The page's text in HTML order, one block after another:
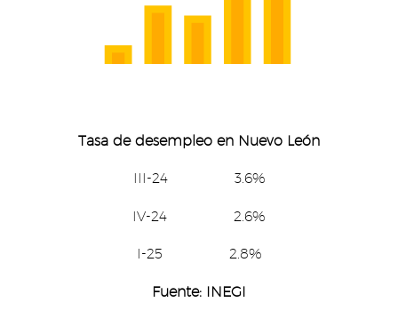
Tasa de desempleo en Nuevo León
III-24 3.6%
IV-24 2.6%
I-25 2.8%
Fuente: INEGI